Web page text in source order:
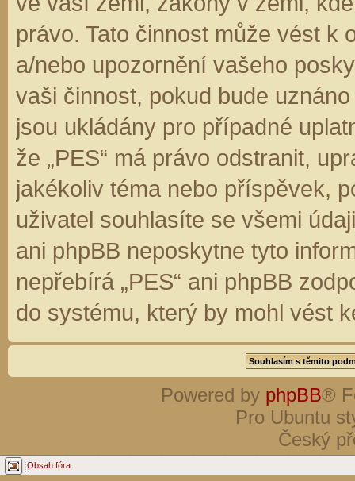
právo. Tato činnost může vést k
a/nebo upozornění vašeho
vaši činnost, pokud bude
jsou ukládány pro případné
že „PES“ má právo odstranit,
jakékoliv téma nebo příspěvek,
uživatel souhlasíte se všemi
ani phpBB neposkytne tyto
nepřebírá „PES“ ani phpBB
do systému, který by mohl vést
Powered by phpBB®
Pro Ubuntu
Český
Obsah fóra